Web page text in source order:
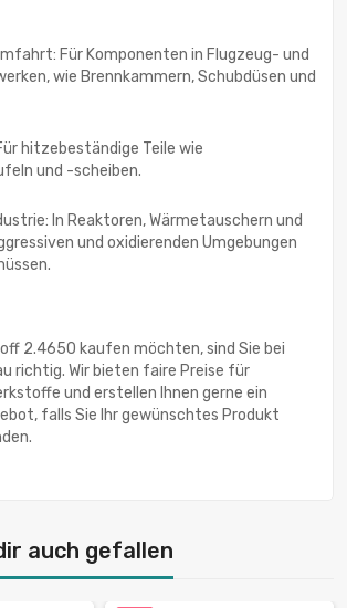
Für Komponenten in Flugzeug- und
wie Brennkammern, Schubdüsen und
hitzebeständige Teile wie
und -scheiben.
In Reaktoren, Wärmetauschern und
und oxidierenden Umgebungen
2.4650 kaufen möchten, sind Sie bei
richtig. Wir bieten faire Preise für
und erstellen Ihnen gerne ein
falls Sie Ihr gewünschtes Produkt
auch gefallen